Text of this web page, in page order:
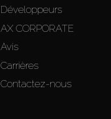
Développeurs
AX CORPORATE
Avis
Carrières
Contactez-nous